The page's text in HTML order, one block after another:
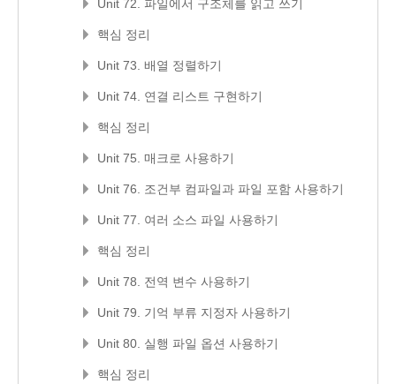
Unit 72. 파일에서 구조체를 읽고 쓰기
핵심 정리
Unit 73. 배열 정렬하기
Unit 74. 연결 리스트 구현하기
핵심 정리
Unit 75. 매크로 사용하기
Unit 76. 조건부 컴파일과 파일 포함 사용하기
Unit 77. 여러 소스 파일 사용하기
핵심 정리
Unit 78. 전역 변수 사용하기
Unit 79. 기억 부류 지정자 사용하기
Unit 80. 실행 파일 옵션 사용하기
핵심 정리